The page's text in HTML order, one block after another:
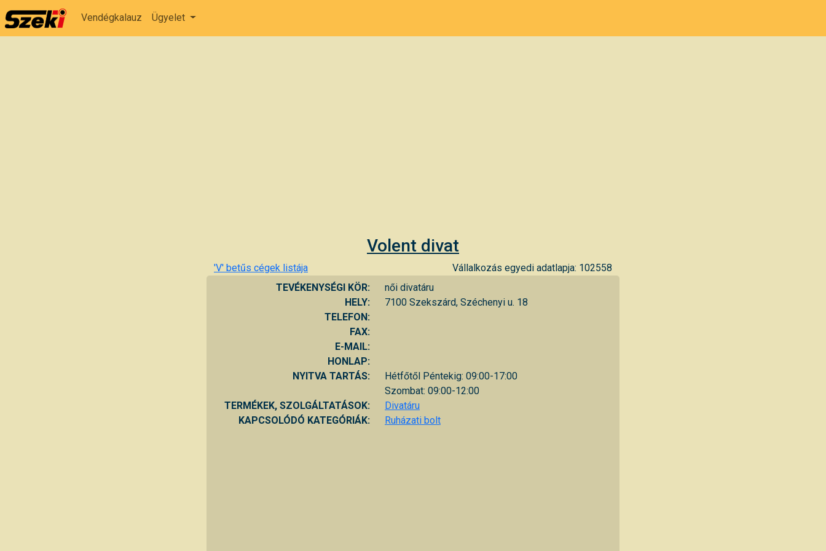
Vendégkalauz Ügyelet
Volent divat
'V' betűs cégek listája
Vállalkozás egyedi adatlapja: 102558
TEVÉKENYSÉGI KÖR:
női divatáru
HELY:
7100 Szekszárd, Széchenyi u. 18
TELEFON:
FAX:
E-MAIL:
HONLAP:
NYITVA TARTÁS:
Hétfőtől Péntekig: 09:00-17:00
Szombat: 09:00-12:00
TERMÉKEK, SZOLGÁLTATÁSOK:
Divatáru
KAPCSOLÓDÓ KATEGÓRIÁK:
Ruházati bolt